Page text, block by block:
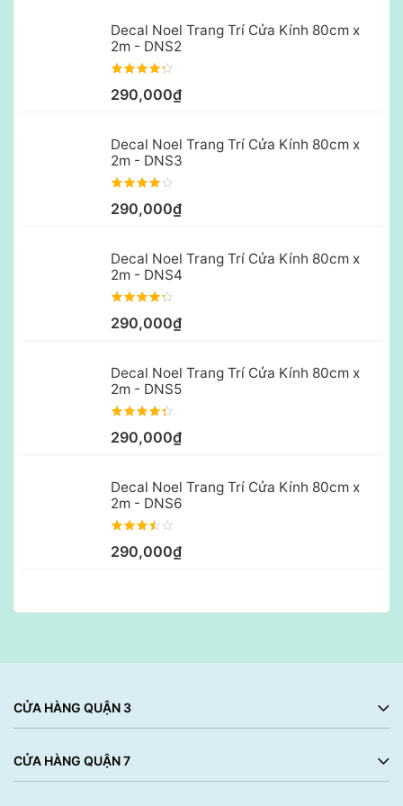
Decal Noel Trang Trí Cửa Kính 80cm x
2m - DNS2
290,000₫
Decal Noel Trang Trí Cửa Kính 80cm x
2m - DNS3
290,000₫
Decal Noel Trang Trí Cửa Kính 80cm x
2m - DNS4
290,000₫
Decal Noel Trang Trí Cửa Kính 80cm x
2m - DNS5
290,000₫
Decal Noel Trang Trí Cửa Kính 80cm x
2m - DNS6
290,000₫
CỬA HÀNG QUẬN 3
CỬA HÀNG QUẬN 7